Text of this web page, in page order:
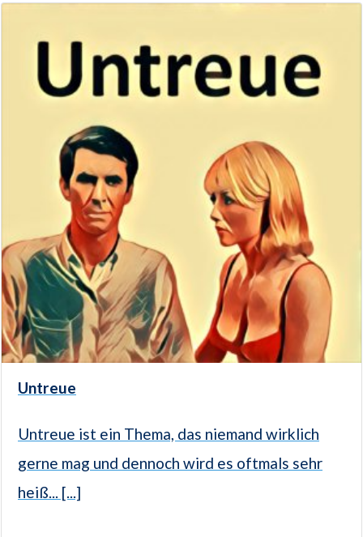
Untreue
Untreue ist ein Thema, das niemand wirklich
gerne mag und dennoch wird es oftmals sehr
heiß... [...]